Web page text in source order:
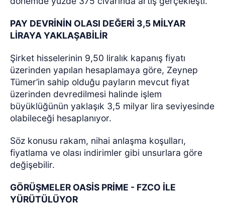
PAY DEVRİNİN OLASI DEĞERİ 3,5 MİLYAR
LİRAYA YAKLAŞABİLİR
Şirket hisselerinin 9,50 liralık kapanış fiyatı
üzerinden yapılan hesaplamaya göre, Zeynep
Tümer’in sahip olduğu payların mevcut fiyat
üzerinden devredilmesi halinde işlem
büyüklüğünün yaklaşık 3,5 milyar lira seviyesinde
olabileceği hesaplanıyor.
Söz konusu rakam, nihai anlaşma koşulları,
fiyatlama ve olası indirimler gibi unsurlara göre
değişebilir.
GÖRÜŞMELER OASİS PRİME - FZCO İLE
YÜRÜTÜLÜYOR